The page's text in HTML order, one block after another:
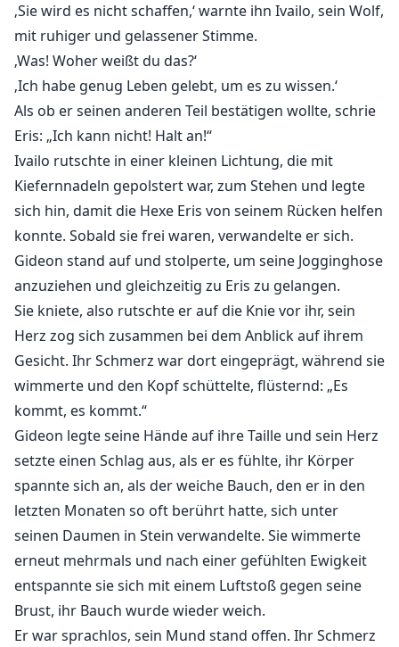
Dot
Jillian
und Gideon schreiben.
ABER, es könnte jeder aus den ursprünglichen
Büchern sein.
Wie bei vielen meiner Schriften, sei dir bewusst, dass
ich realistische Geschichten schreibe. Wenn es Gewalt
ist, ist es gewalttätig. Wenn es sexuelle Übergriffe sind,
ist es traumatisierend. Ich möchte starke Emotionen
hervorrufen. Ich möchte, dass du lachst, weinst und
für meine Charaktere jubelst, als wären sie deine
Freunde. Also ja, TRIGGERWARNUNGEN.
ABER, natürlich gibt es auch erotische Szenen! Es gibt
immer noch viel Romantik, Liebe und Lachen.
Diese Geschichte wird einmal pro Woche, mittwochs,
mit (3.000-5.000) Wörtern aktualisiert, bis sie
abgeschlossen ist.
‚Sie wird es nicht schaffen,‘ warnte ihn Ivailo, sein Wolf,
mit ruhiger und gelassener Stimme.
‚Was! Woher weißt du das?‘
‚Ich habe genug Leben gelebt, um es zu wissen.‘
Als ob er seinen anderen Teil bestätigen wollte, schrie
Eris: „Ich kann nicht! Halt an!“
Ivailo rutschte in einer kleinen Lichtung, die mit
Kiefernnadeln gepolstert war, zum Stehen und legte
sich hin, damit die Hexe Eris von seinem Rücken helfen
konnte. Sobald sie frei waren, verwandelte er sich.
Gideon stand auf und stolperte, um seine Jogginghose
anzuziehen und gleichzeitig zu Eris zu gelangen.
Sie kniete, also rutschte er auf die Knie vor ihr, sein
Herz zog sich zusammen bei dem Anblick auf ihrem
Gesicht. Ihr Schmerz war dort eingeprägt, während sie
wimmerte und den Kopf schüttelte, flüsternd: „Es
kommt, es kommt.“
Gideon legte seine Hände auf ihre Taille und sein Herz
setzte einen Schlag aus, als er es fühlte, ihr Körper
spannte sich an, als der weiche Bauch, den er in den
letzten Monaten so oft berührt hatte, sich unter
seinen Daumen in Stein verwandelte. Sie wimmerte
erneut mehrmals und nach einer gefühlten Ewigkeit
entspannte sie sich mit einem Luftstoß gegen seine
Brust, ihr Bauch wurde wieder weich.
Er war sprachlos, sein Mund stand offen. Ihr Schmerz